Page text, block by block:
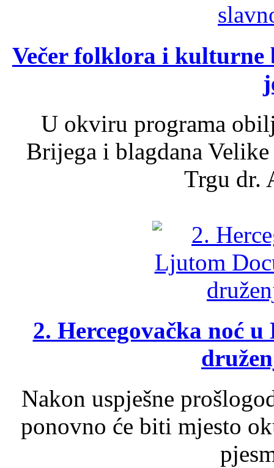
Večer folklora i kulturne
U okviru programa
Brijega i blagdana
Trgu dr.
2. Hercegovačka noć
Nakon uspješne
ponovno će biti mjesto